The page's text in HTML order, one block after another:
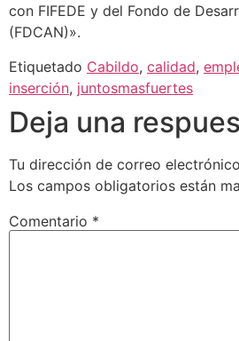
con FIFEDE y del Fondo de
(FDCAN)».
Etiquetado Cabildo, calidad,
inserción, juntosmasfuertes
Deja una
Tu dirección de correo
Los campos obligatorios están
Comentario *